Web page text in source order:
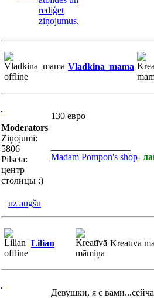
Vladkina_mama
Moderators
Ziņojumi:
5806
Pilsēta:
центр
столицы :)
130 евро
Madam Pompon's shop-
uz augšu
Lilian Kreatīvā
Девушки, я с